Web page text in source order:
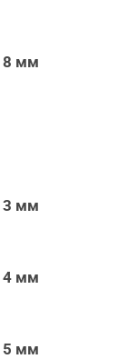
8 мм
3 мм
4 мм
5 мм